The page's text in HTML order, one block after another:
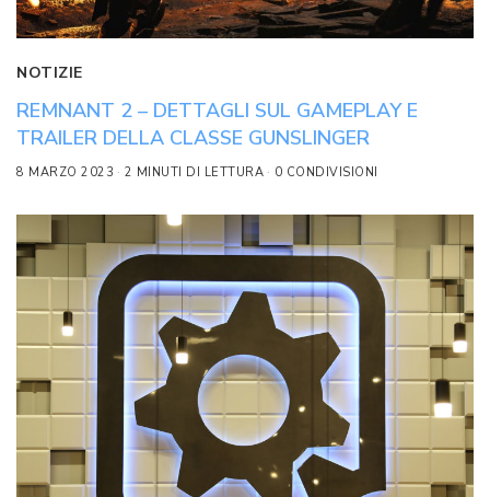
NOTIZIE
REMNANT 2 – DETTAGLI SUL GAMEPLAY E
TRAILER DELLA CLASSE GUNSLINGER
8 MARZO 2023 2 MINUTI DI LETTURA 0 CONDIVISIONI